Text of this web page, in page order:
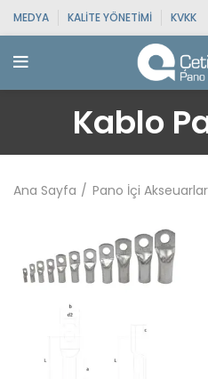
MEDYA KALITE YÖNETIMI KVKK
Kablo
Ana Sayfa Pano İçi Akseuarlar